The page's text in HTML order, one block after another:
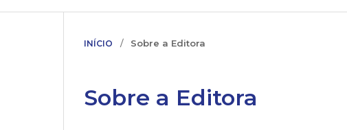
INÍCIO / Sobre a Editora
Sobre a Editora